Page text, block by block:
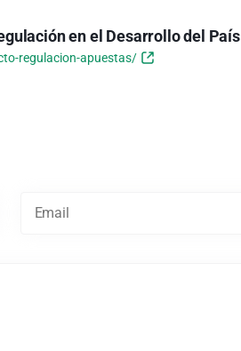
en el Desarrollo del País
regulacion-apuestas/